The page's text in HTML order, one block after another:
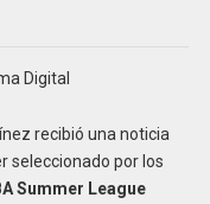
Digital
recibió una noticia
seleccionado por los
Summer League